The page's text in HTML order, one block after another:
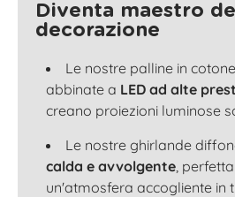
Diventa maestro
decorazione
Le nostre palline in
abbinate a LED ad alte
creano proiezioni luminose
Le nostre ghirlande
calda e avvolgente,
un'atmosfera accogliente in